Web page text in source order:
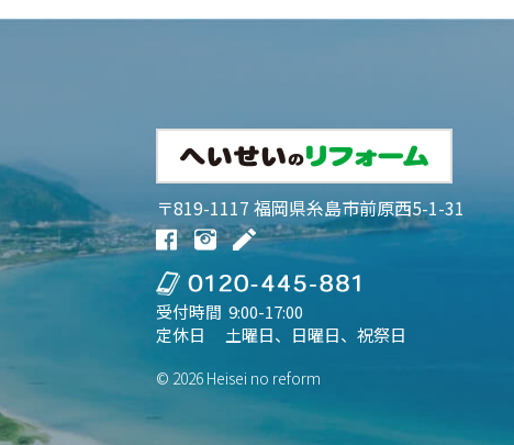
〒819-1117 福岡県糸島市前原西5-1-31
受付時間 9:00-17:00
定休日 土曜日、日曜日、祝祭日
© 2026 Heisei no reform